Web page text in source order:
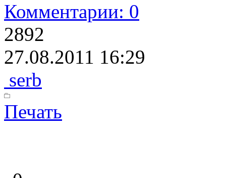
Комментарии: 0
2892
27.08.2011 16:29
serb
Печать